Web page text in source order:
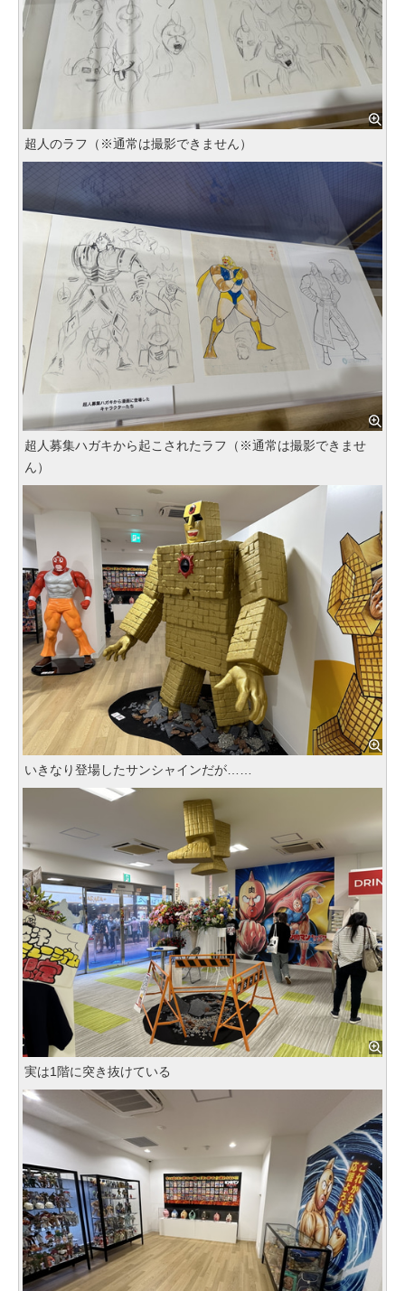
超人のラフ（※通常は撮影できません）
超人募集ハガキから起こされたラフ（※通常は撮影できませ
ん）
いきなり登場したサンシャインだが……
実は1階に突き抜けている